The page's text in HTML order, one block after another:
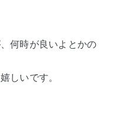
何時が良いよとかの
しいです。